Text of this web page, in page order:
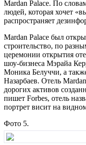
Mardan Palace. По
людей, которая хочет
распространяет
Mardan Palace был
строительство, по
церемонии открытия
шоу-бизнеса Мэрайа
Моника Белуччи, а
Назарбаев. Отель
дорогих активов
пишет Forbes, отель
портрет висит на
Фото 5.